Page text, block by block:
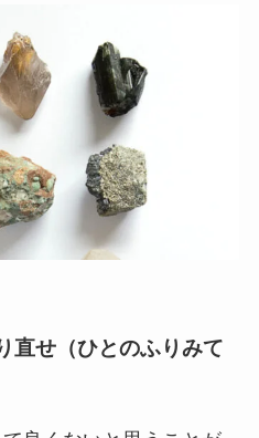
直せ（ひとのふりみて